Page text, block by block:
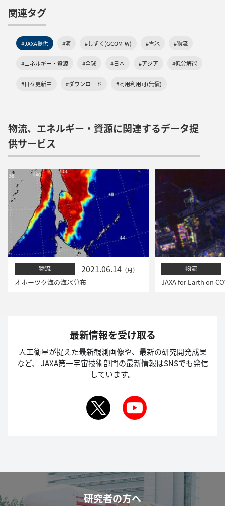
関連タグ
#JAXA提供 #海 #しずく(GCOM-W) #雪氷 #物流
#エネルギー・資源 #全球 #日本 #アジア #低分解能
#日々更新中 #ダウンロード #商用利用可(無償)
物流、エネルギー・資源に関連するデータ提
供サービス
物流 2021.06.14 （月）
オホーツク海の海氷分布
物流
JAXA for Earth on
最新情報を受け取る
人工衛星が捉えた最新観測画像や、最新の研究開発成果
など、
JAXA第一宇宙技術部門の最新情報はSNSでも発信
しています。
研究者の方へ